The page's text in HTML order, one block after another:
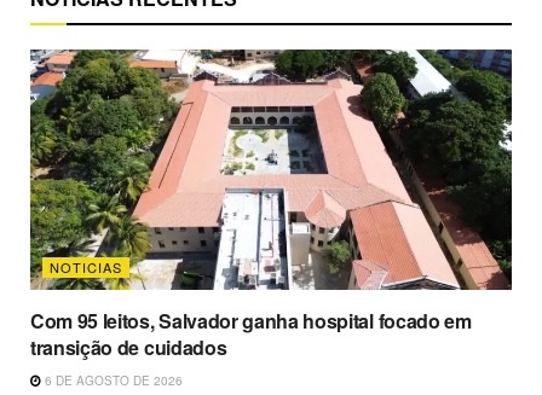
NOTICIAS
Com 95 leitos, Salvador ganha hospital focado em
transição de cuidados
6 DE AGOSTO DE 2026